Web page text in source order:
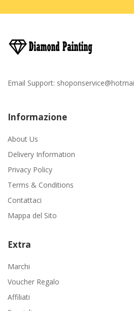
Email Support:
Informazione
About Us
Delivery Information
Privacy Policy
Terms & Conditions
Contattaci
Mappa del Sito
Extra
Marchi
Voucher Regalo
Affiliati